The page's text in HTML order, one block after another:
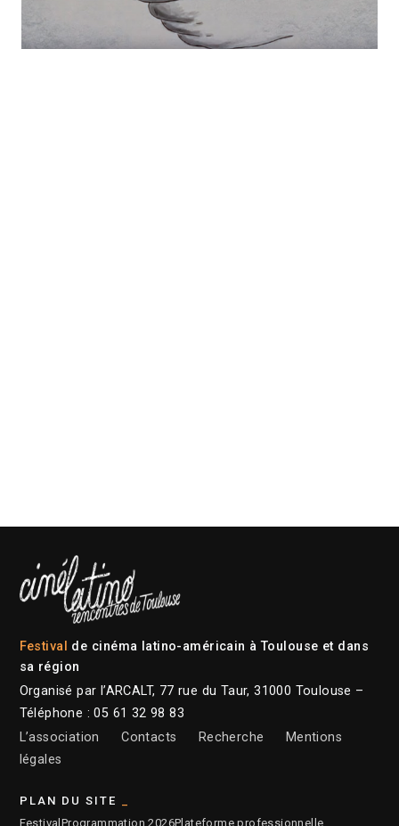
Festival de cinéma latino-américain à Toulouse et dans
sa région
Organisé par l’ARCALT, 77 rue du Taur, 31000 Toulouse –
Téléphone : 05 61 32 98 83
L’association
Contacts Recherche
Mentions
légales
PLAN DU SITE
Festival Programmation 2026Plateforme professionnelle